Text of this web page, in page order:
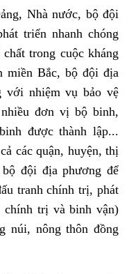
Nhà nước, bộ đội
triển nhanh chóng
trong cuộc kháng
miền Bắc, bộ đội địa
với nhiệm vụ bảo vệ
đơn vị bộ binh,
được thành lập...
các quận, huyện, thị
đội địa phương để
tranh chính trị, phát
chính trị và binh vận)
núi, nông thôn đồng